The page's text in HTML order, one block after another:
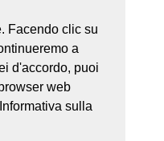
Facendo clic su
a
d'accordo, puoi
web
sulla